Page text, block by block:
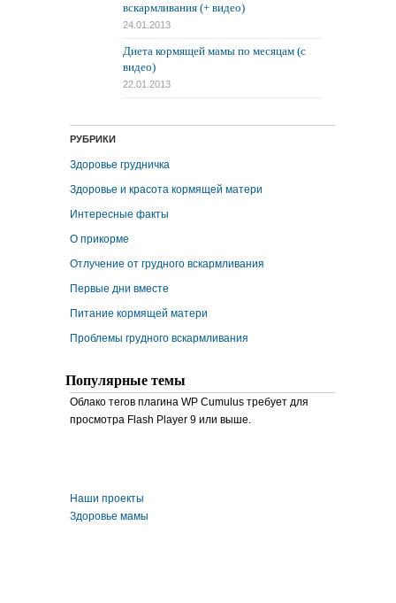
вскармливания (+ видео)
24.01.2013
Диета кормящей мамы по месяцам (с
видео)
22.01.2013
РУБРИКИ
Здоровье грудничка
Здоровье и красота кормящей матери
Интересные факты
О прикорме
Отлучение от грудного вскармливания
Первые дни вместе
Питание кормящей матери
Проблемы грудного вскармливания
Популярные темы
Облако тегов плагина WP Cumulus требует для
просмотра Flash Player 9 или выше.
Наши проекты
Здоровье мамы